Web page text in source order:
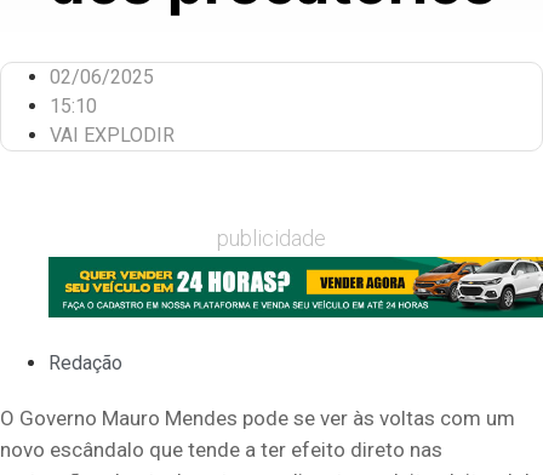
02/06/2025
15:10
VAI EXPLODIR
publicidade
Redação
O Governo Mauro Mendes pode se ver às voltas com um
novo escândalo que tende a ter efeito direto nas